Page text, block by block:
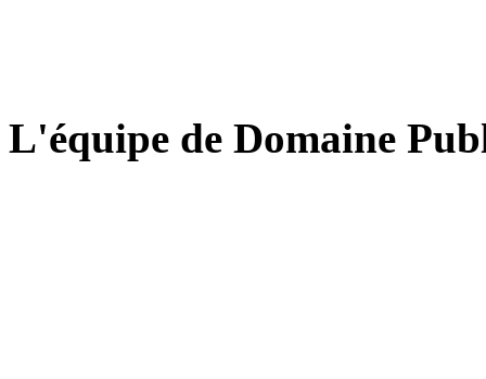
L'équipe de Domaine